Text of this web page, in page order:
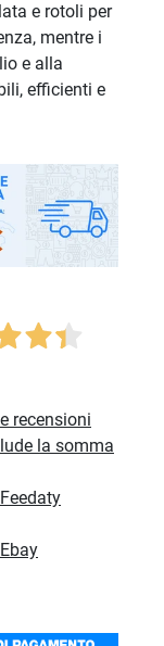
e rotoli per
mentre i
e alla
efficienti e
recensioni
la somma